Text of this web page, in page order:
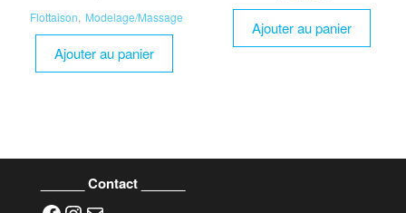
Flottaison, Modelage/Massage
Ajouter au panier
Ajouter au panier
______ Contact ______